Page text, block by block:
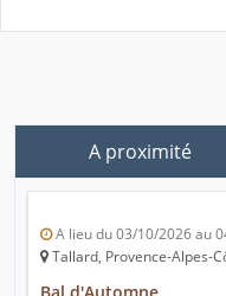
A proximité
A lieu du 03/10/2026 au
Tallard, Provence-Alpes-